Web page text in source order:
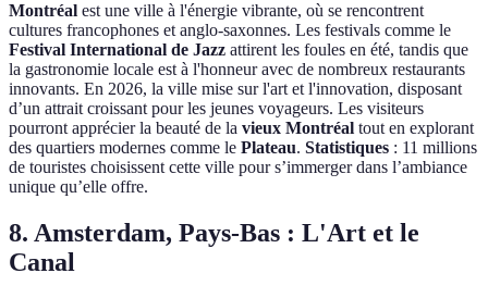
Montréal est une ville à l'énergie vibrante, où se rencontrent
cultures francophones et anglo-saxonnes. Les festivals comme le
Festival International de Jazz attirent les foules en été, tandis que
la gastronomie locale est à l'honneur avec de nombreux restaurants
innovants. En 2026, la ville mise sur l'art et l'innovation, disposant
d’un attrait croissant pour les jeunes voyageurs. Les visiteurs
pourront apprécier la beauté de la vieux Montréal tout en explorant
des quartiers modernes comme le Plateau. Statistiques : 11 millions
de touristes choisissent cette ville pour s’immerger dans l’ambiance
unique qu’elle offre.
8. Amsterdam, Pays-Bas : L'Art et le
Canal